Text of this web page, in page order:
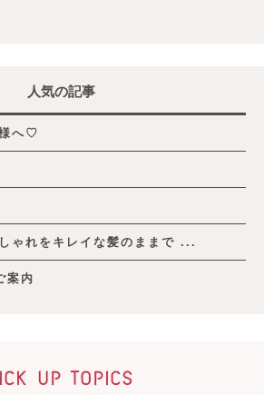
人気の記事
へ♡
ゃれをキレイな髪のままで ...
案内
up topics